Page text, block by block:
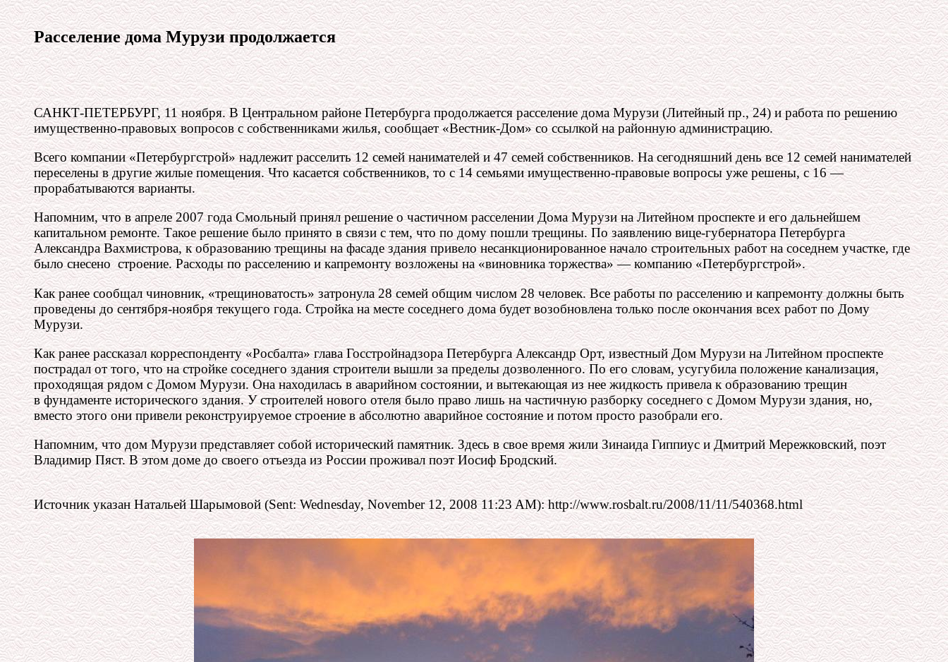
Расселение дома Мурузи продолжается
САНКТ-ПЕТЕРБУРГ, 11 ноября. В Центральном районе Петербурга продолжается расселение дома Мурузи (Литейный пр., 24) и работа по решению
имущественно-правовых вопросов с собственниками жилья, сообщает «Вестник-Дом» со ссылкой на районную администрацию.
Всего компании «Петербургстрой» надлежит расселить 12 семей нанимателей и 47 семей собственников. На сегодняшний день все 12 семей нанимателей
переселены в другие жилые помещения. Что касается собственников, то с 14 семьями имущественно-правовые вопросы уже решены, с 16 —
прорабатываются варианты.
Напомним, что в апреле 2007 года Смольный принял решение о частичном расселении Дома Мурузи на Литейном проспекте и его дальнейшем
капитальном ремонте. Такое решение было принято в связи с тем, что по дому пошли трещины. По заявлению вице-губернатора Петербурга
Александра Вахмистрова, к образованию трещины на фасаде здания привело несанкционированное начало строительных работ на соседнем участке, где
было снесено строение. Расходы по расселению и капремонту возложены на «виновника торжества» — компанию «Петербургстрой».
Как ранее сообщал чиновник, «трещиноватость» затронула 28 семей общим числом 28 человек. Все работы по расселению и капремонту должны быть
проведены до сентября-ноября текущего года. Стройка на месте соседнего дома будет возобновлена только после окончания всех работ по Дому
Мурузи.
Как ранее рассказал корреспонденту «Росбалта» глава Госстройнадзора Петербурга Александр Орт, известный Дом Мурузи на Литейном проспекте
пострадал от того, что на стройке соседнего здания строители вышли за пределы дозволенного. По его словам, усугубила положение канализация,
проходящая рядом с Домом Мурузи. Она находилась в аварийном состоянии, и вытекающая из нее жидкость привела к образованию трещин
в фундаменте исторического здания. У строителей нового отеля было право лишь на частичную разборку соседнего с Домом Мурузи здания, но,
вместо этого они привели реконструируемое строение в абсолютно аварийное состояние и потом просто разобрали его.
Напомним, что дом Мурузи представляет собой исторический памятник. Здесь в свое время жили Зинаида Гиппиус и Дмитрий Мережковский, поэт
Владимир Пяст. В этом доме до своего отъезда из России проживал поэт Иосиф Бродский.
Источник указан Натальей Шарымовой (Sent: Wednesday, November 12, 2008 11:23 AM): http://www.rosbalt.ru/2008/11/11/540368.html